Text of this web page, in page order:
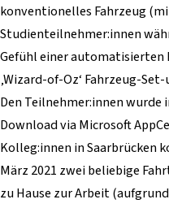
konventionelles Fahrzeug
Studienteilnehmer:innen
Gefühl einer automatisierten
‚Wizard-of-Oz‘ Fahrzeug-
Den Teilnehmer:innen wurde
Download via Microsoft
Kolleg:innen in Saarbrücken
März 2021 zwei beliebige
zu Hause zur Arbeit